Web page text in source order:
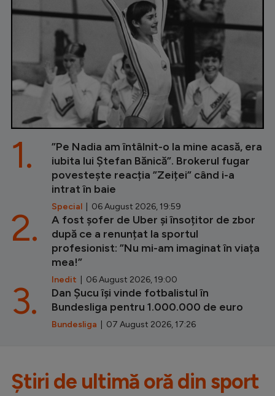
”Pe Nadia am întâlnit-o la mine acasă, era
iubita lui Ștefan Bănică”. Brokerul fugar
povestește reacția ”Zeiței” când i-a
intrat în baie
Special | 06 August 2026, 19:59
1.
A fost șofer de Uber și însoțitor de zbor
după ce a renunțat la sportul
profesionist: ”Nu mi-am imaginat în viața
mea!”
Inedit | 06 August 2026, 19:00
2.
Dan Șucu își vinde fotbalistul în
Bundesliga pentru 1.000.000 de euro
Bundesliga | 07 August 2026, 17:26
3.
Știri de ultimă oră din sport